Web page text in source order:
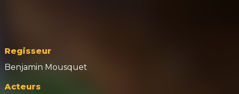
Regisseur
Benjamin Mousquet
Acteurs